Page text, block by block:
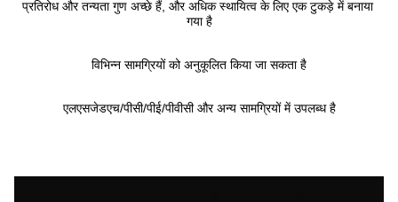
प्रतिरोध और तन्यता गुण अच्छे हैं, और अधिक स्थायित्व के लिए एक टुकड़े में बनाया
गया है
विभिन्न सामग्रियों को अनुकूलित किया जा सकता है
एलएसजेडएच/पीसी/पीई/पीवीसी और अन्य सामग्रियों में उपलब्ध है